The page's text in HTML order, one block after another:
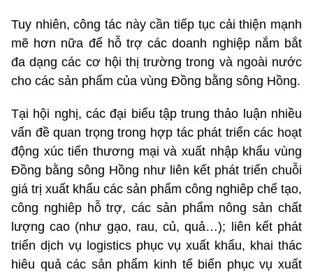
Tuy nhiên, công tác này cần tiếp tục cải thiện mạnh
mẽ hơn nữa để hỗ trợ các doanh nghiệp nắm bắt
đa dạng các cơ hội thị trường trong và ngoài nước
cho các sản phẩm của vùng Đồng bằng sông Hồng.
Tại hội nghị, các đại biểu tập trung thảo luận nhiều
vấn đề quan trọng trong hợp tác phát triển các hoạt
động xúc tiến thương mại và xuất nhập khẩu vùng
Đồng bằng sông Hồng như liên kết phát triển chuỗi
giá trị xuất khẩu các sản phẩm công nghiêp chế tạo,
công nghiêp hỗ trợ, các sản phẩm nông sản chất
lượng cao (như gạo, rau, củ, quả…); liên kết phát
triển dịch vụ logistics phục vụ xuất khẩu, khai thác
hiêu quả các sản phẩm kinh tế biển phục vụ xuất